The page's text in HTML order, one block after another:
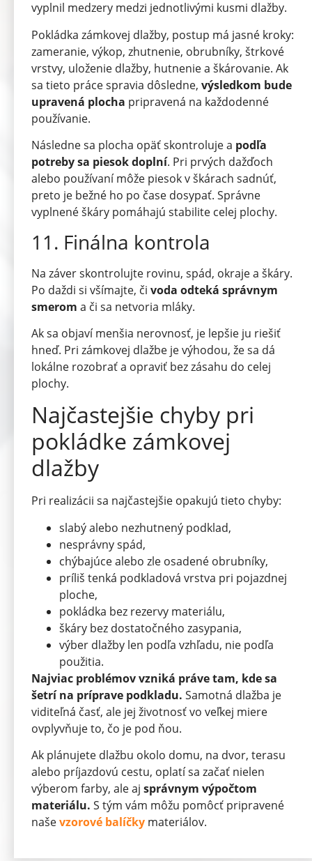
vyplnil medzery medzi jednotlivými kusmi dlažby.
Pokládka zámkovej dlažby, postup má jasné kroky:
zameranie, výkop, zhutnenie, obrubníky, štrkové
vrstvy, uloženie dlažby, hutnenie a škárovanie. Ak
sa tieto práce spravia dôsledne, výsledkom bude
upravená plocha pripravená na každodenné
používanie.
Následne sa plocha opäť skontroluje a podľa
potreby sa piesok doplní. Pri prvých dažďoch
alebo používaní môže piesok v škárach sadnúť,
preto je bežné ho po čase dosypať. Správne
vyplnené škáry pomáhajú stabilite celej plochy.
11. Finálna kontrola
Na záver skontrolujte rovinu, spád, okraje a škáry.
Po daždi si všímajte, či voda odteká správnym
smerom a či sa netvoria mláky.
Ak sa objaví menšia nerovnosť, je lepšie ju riešiť
hneď. Pri zámkovej dlažbe je výhodou, že sa dá
lokálne rozobrať a opraviť bez zásahu do celej
plochy.
Najčastejšie chyby pri
pokládke zámkovej
dlažby
Pri realizácii sa najčastejšie opakujú tieto chyby:
slabý alebo nezhutnený podklad,
nesprávny spád,
chýbajúce alebo zle osadené obrubníky,
príliš tenká podkladová vrstva pri pojazdnej
ploche,
pokládka bez rezervy materiálu,
škáry bez dostatočného zasypania,
výber dlažby len podľa vzhľadu, nie podľa
použitia.
Najviac problémov vzniká práve tam, kde sa
šetrí na príprave podkladu. Samotná dlažba je
viditeľná časť, ale jej životnosť vo veľkej miere
ovplyvňuje to, čo je pod ňou.
Ak plánujete dlažbu okolo domu, na dvor, terasu
alebo príjazdovú cestu, oplatí sa začať nielen
výberom farby, ale aj správnym výpočtom
materiálu. S tým vám môžu pomôcť pripravené
naševzorové balíčky materiálov.